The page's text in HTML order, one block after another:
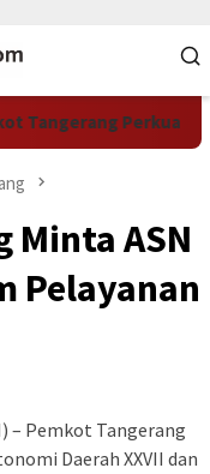
Perkuat
Minta ASN
Pelayanan
– Pemkot Tangerang
Daerah XXVII dan